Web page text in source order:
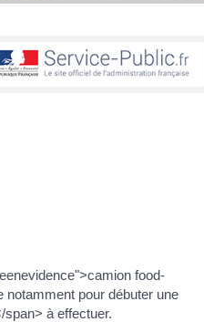
food-
pour débuter une
à effectuer.